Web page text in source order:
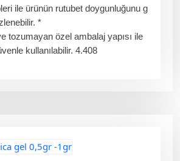
ile ürünün rutubet doygunluğunu g
*
tozumayan özel ambalaj yapısı ile
kullanılabilir. 4.408